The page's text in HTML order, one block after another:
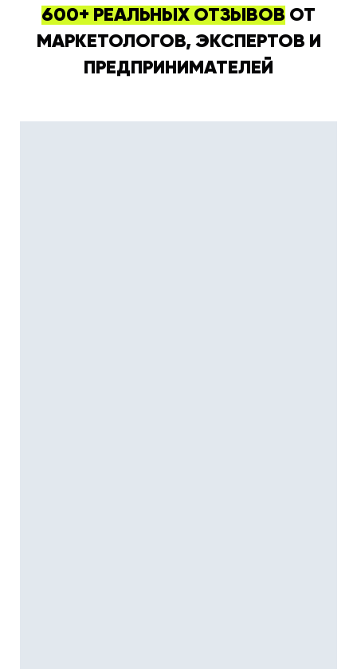
600+ РЕАЛЬНЫХ ОТЗЫВОВ ОТ
МАРКЕТОЛОГОВ, ЭКСПЕРТОВ И
ПРЕДПРИНИМАТЕЛЕЙ